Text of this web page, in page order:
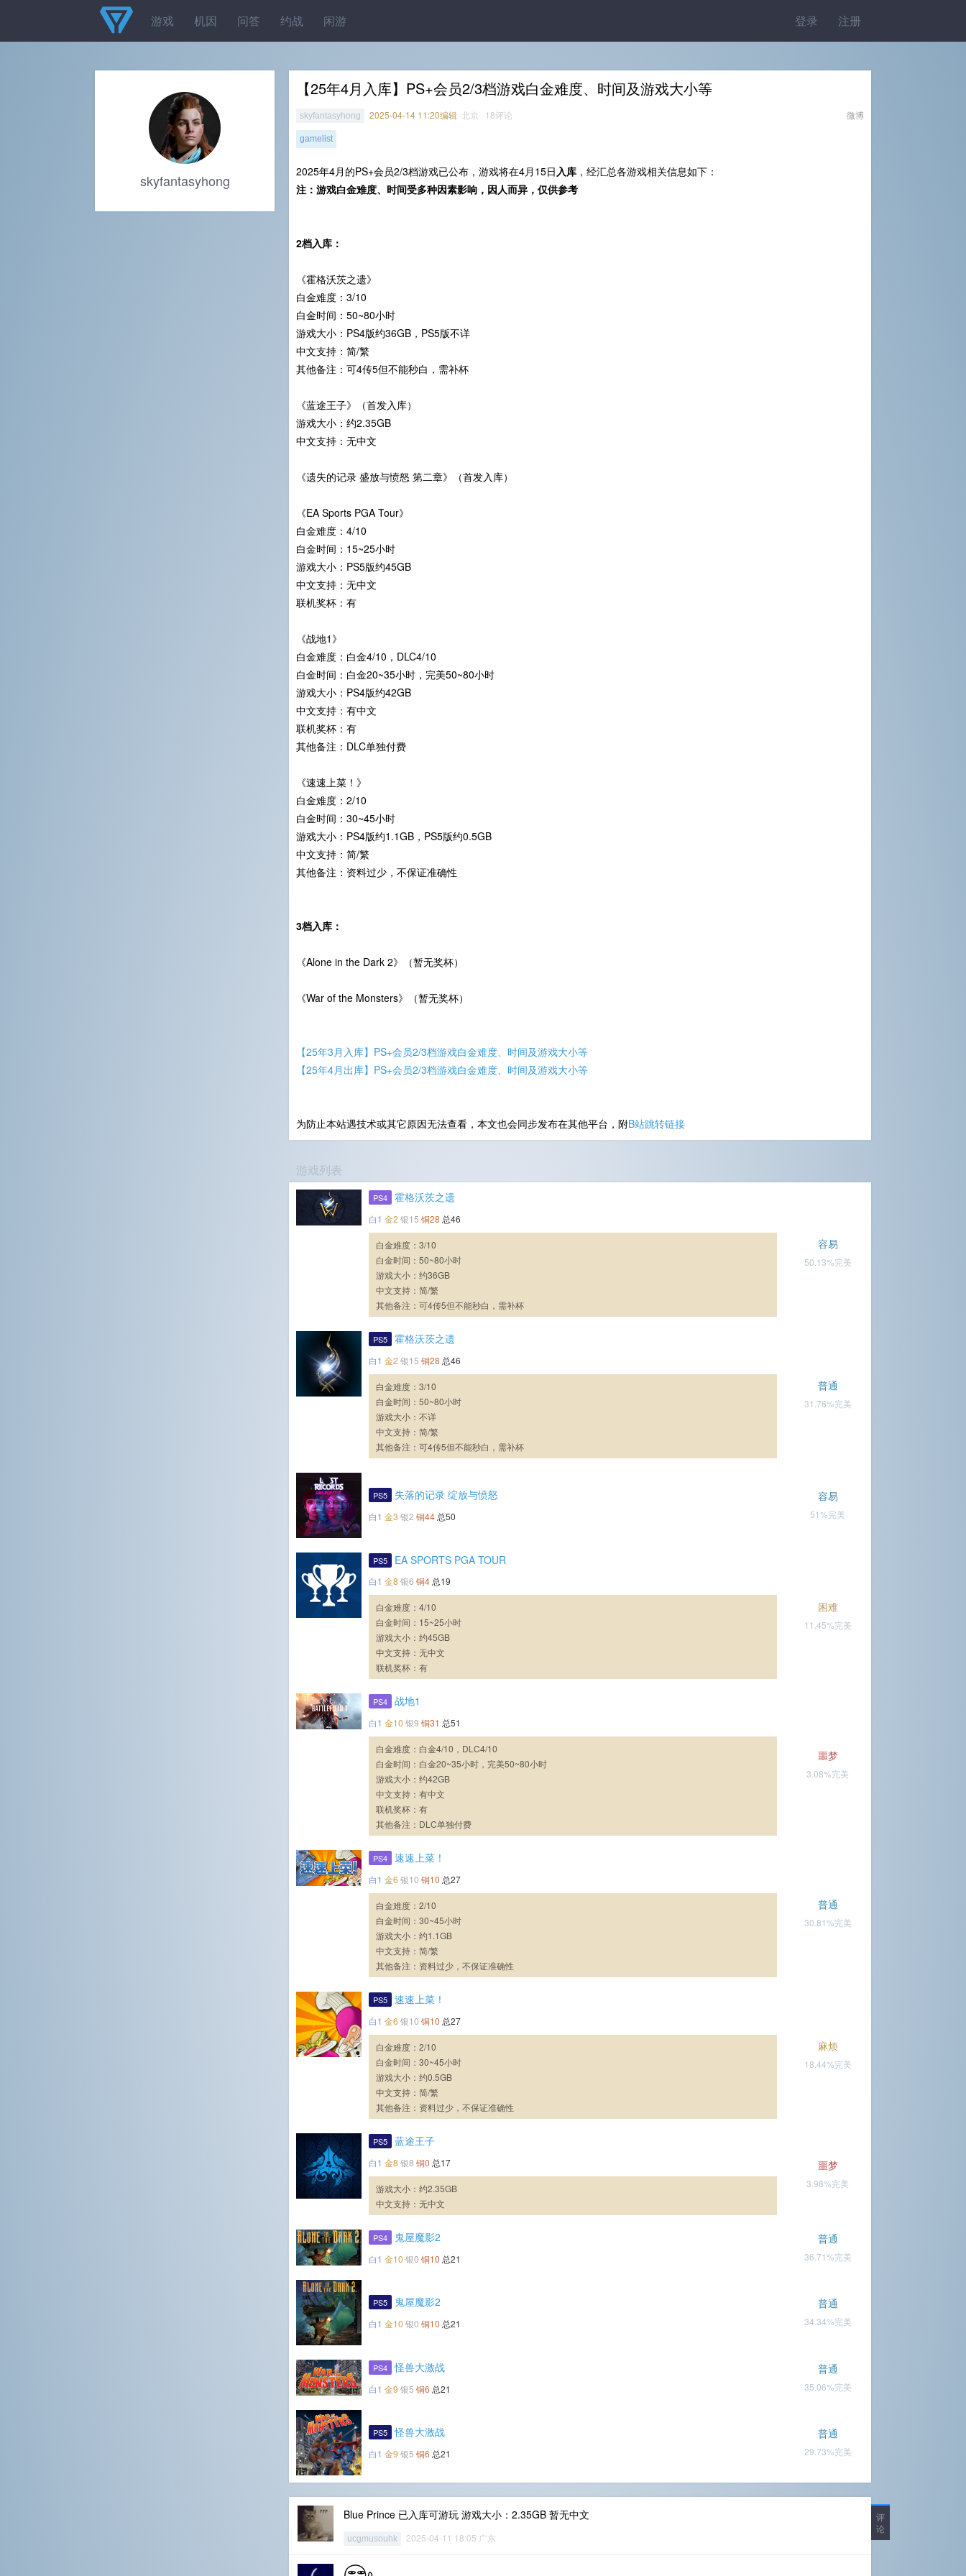
登录 注册
游戏 机因 问答 约战 闲游
【25年4月入库】PS+会员2/3档游戏白金难度、时间及游戏大小等
微博
skyfantasyhong 2025-04-14 11:20编辑 北京 18评论
gamelist
2025年4月的PS+会员2/3档游戏已公布，游戏将在4月15日入库 ，经汇总各游戏相关信息如下：
注：游戏白金难度、时间受多种因素影响，因人而异，仅供参考
2档入库：
《霍格沃茨之遗》
白金难度：3/10
白金时间：50~80小时
游戏大小：PS4版约36GB，PS5版不详
中文支持：简/繁
其他备注：可4传5但不能秒白，需补杯
《蓝途王子》（首发入库）
游戏大小：约2.35GB
中文支持：无中文
《遗失的记录 盛放与愤怒 第二章》（首发入库）
《EA Sports PGA Tour》
白金难度：4/10
白金时间：15~25小时
游戏大小：PS5版约45GB
中文支持：无中文
联机奖杯：有
《战地1》
白金难度：白金4/10，DLC4/10
白金时间：白金20~35小时，完美50~80小时
游戏大小：PS4版约42GB
中文支持：有中文
联机奖杯：有
其他备注：DLC单独付费
《速速上菜！》
白金难度：2/10
白金时间：30~45小时
游戏大小：PS4版约1.1GB，PS5版约0.5GB
中文支持：简/繁
其他备注：资料过少，不保证准确性
3档入库：
《Alone in the Dark 2》（暂无奖杯）
《War of the Monsters》（暂无奖杯）
【25年3月入库】PS+会员2/3档游戏白金难度、时间及游戏大小等
【25年4月出库】PS+会员2/3档游戏白金难度、时间及游戏大小等
为防止本站遇技术或其它原因无法查看，本文也会同步发布在其他平台，附B站跳转链接
游戏列表
PS4 霍格沃茨之遗
白1 金2 银15 铜28 总46
白金难度：3/10
白金时间：50~80小时
游戏大小：约36GB
中文支持：简/繁
其他备注：可4传5但不能秒白，需补杯
容易
50.13%完美
PS5 霍格沃茨之遗
白1 金2 银15 铜28 总46
白金难度：3/10
白金时间：50~80小时
游戏大小：不详
中文支持：简/繁
其他备注：可4传5但不能秒白，需补杯
普通
31.76%完美
PS5 失落的记录 绽放与愤怒
白1 金3 银2 铜44 总50
容易
51%完美
PS5 EA SPORTS PGA TOUR
白1 金8 银6 铜4 总19
白金难度：4/10
白金时间：15~25小时
游戏大小：约45GB
中文支持：无中文
联机奖杯：有
困难
11.45%完美
PS4 战地1
白1 金10 银9 铜31 总51
白金难度：白金4/10，DLC4/10
白金时间：白金20~35小时，完美50~80小时
游戏大小：约42GB
中文支持：有中文
联机奖杯：有
其他备注：DLC单独付费
噩梦
3.08%完美
PS4 速速上菜！
白1 金6 银10 铜10 总27
白金难度：2/10
白金时间：30~45小时
游戏大小：约1.1GB
中文支持：简/繁
其他备注：资料过少，不保证准确性
普通
30.81%完美
PS5 速速上菜！
白1 金6 银10 铜10 总27
白金难度：2/10
白金时间：30~45小时
游戏大小：约0.5GB
中文支持：简/繁
其他备注：资料过少，不保证准确性
麻烦
18.44%完美
PS5 蓝途王子
白1 金8 银8 铜0 总17
游戏大小：约2.35GB
中文支持：无中文
噩梦
3.98%完美
PS4 鬼屋魔影2
白1 金10 银0 铜10 总21
普通
36.71%完美
PS5 鬼屋魔影2
白1 金10 银0 铜10 总21
普通
34.34%完美
PS4 怪兽大激战
白1 金9 银5 铜6 总21
普通
35.06%完美
PS5 怪兽大激战
白1 金9 银5 铜6 总21
普通
29.73%完美
评
论
Blue Prince 已入库可游玩 游戏大小：2.35GB 暂无中文
ucgmusouhk 2025-04-11 18:05 广东
skyfantasyhong